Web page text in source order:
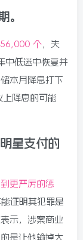
。
个 ，失
中低迷中恢复并
本月降息打下
上降息的可能
星支付的
更严厉的惩
证明其犯罪是
示，涉案商业
是让他输掉大